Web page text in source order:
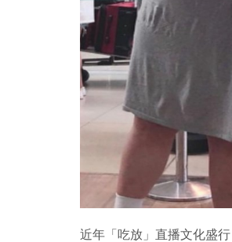
近年「吃放」直播文化盛